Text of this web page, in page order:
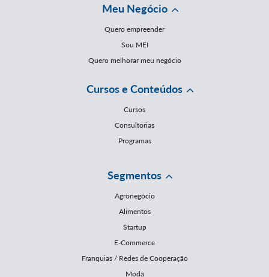
Meu Negócio
Quero empreender
Sou MEI
Quero melhorar meu negócio
Cursos e Conteúdos
Cursos
Consultorias
Programas
Segmentos
Agronegócio
Alimentos
Startup
E-Commerce
Franquias / Redes de Cooperação
Moda